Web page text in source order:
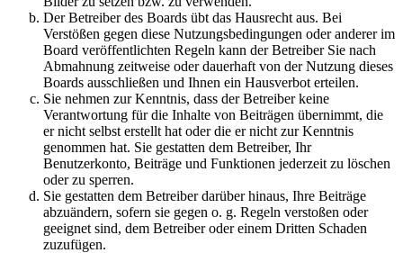
Der Betreiber des Boards übt das Hausrecht aus. Bei
Verstößen gegen diese Nutzungsbedingungen oder anderer im
Board veröffentlichten Regeln kann der Betreiber Sie nach
Abmahnung zeitweise oder dauerhaft von der Nutzung dieses
Boards ausschließen und Ihnen ein Hausverbot erteilen.
Sie nehmen zur Kenntnis, dass der Betreiber keine
Verantwortung für die Inhalte von Beiträgen übernimmt, die
er nicht selbst erstellt hat oder die er nicht zur Kenntnis
genommen hat. Sie gestatten dem Betreiber, Ihr
Benutzerkonto, Beiträge und Funktionen jederzeit zu löschen
oder zu sperren.
Sie gestatten dem Betreiber darüber hinaus, Ihre Beiträge
abzuändern, sofern sie gegen o. g. Regeln verstoßen oder
geeignet sind, dem Betreiber oder einem Dritten Schaden
zuzufügen.